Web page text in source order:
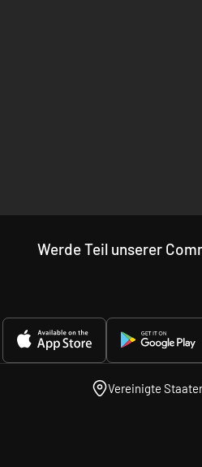
Werde Teil unserer
Vereinigte